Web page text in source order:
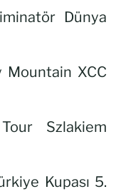
Dünya
Mountain XCC
Szlakiem
Kupası 5.